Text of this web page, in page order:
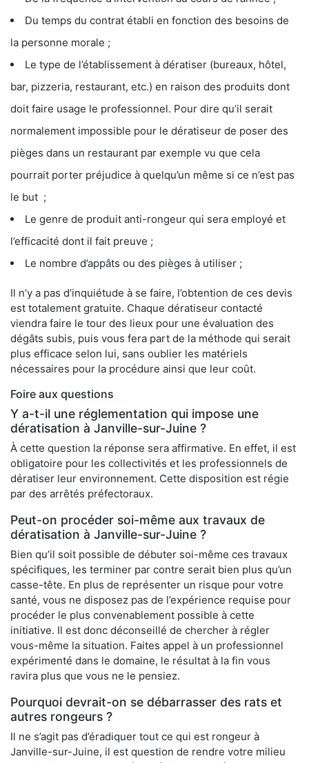
Du temps du contrat établi en fonction des besoins de
la personne morale ;
Le type de l’établissement à dératiser (bureaux, hôtel,
bar, pizzeria, restaurant, etc.) en raison des produits dont
doit faire usage le professionnel. Pour dire qu’il serait
normalement impossible pour le dératiseur de poser des
pièges dans un restaurant par exemple vu que cela
pourrait porter préjudice à quelqu’un même si ce n’est pas
le but ;
Le genre de produit anti-rongeur qui sera employé et
l’efficacité dont il fait preuve ;
Le nombre d’appâts ou des pièges à utiliser ;
Il n’y a pas d’inquiétude à se faire, l’obtention de ces devis
est totalement gratuite. Chaque dératiseur contacté
viendra faire le tour des lieux pour une évaluation des
dégâts subis, puis vous fera part de la méthode qui serait
plus efficace selon lui, sans oublier les matériels
nécessaires pour la procédure ainsi que leur coût.
Foire aux questions
Y a-t-il une réglementation qui impose une
dératisation à Janville-sur-Juine ?
À cette question la réponse sera affirmative. En effet, il est
obligatoire pour les collectivités et les professionnels de
dératiser leur environnement. Cette disposition est régie
par des arrêtés préfectoraux.
Peut-on procéder soi-même aux travaux de
dératisation à Janville-sur-Juine ?
Bien qu’il soit possible de débuter soi-même ces travaux
spécifiques, les terminer par contre serait bien plus qu’un
casse-tête. En plus de représenter un risque pour votre
santé, vous ne disposez pas de l’expérience requise pour
procéder le plus convenablement possible à cette
initiative. Il est donc déconseillé de chercher à régler
vous-même la situation. Faites appel à un professionnel
expérimenté dans le domaine, le résultat à la fin vous
ravira plus que vous ne le pensiez.
Pourquoi devrait-on se débarrasser des rats et
autres rongeurs ?
Il ne s’agit pas d’éradiquer tout ce qui est rongeur à
Janville-sur-Juine, il est question de rendre votre milieu